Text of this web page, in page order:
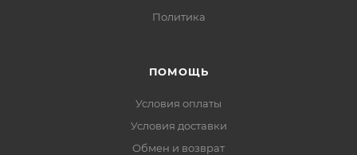
Политика
ПОМОЩЬ
Условия оплаты
Условия доставки
Обмен и возврат